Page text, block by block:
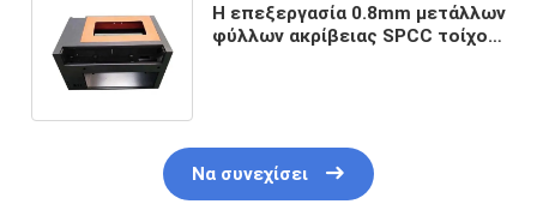
Η επεξεργασία 0.8mm μετάλλων
φύλλων ακρίβειας SPCC τοίχος
Να συνεχίσει